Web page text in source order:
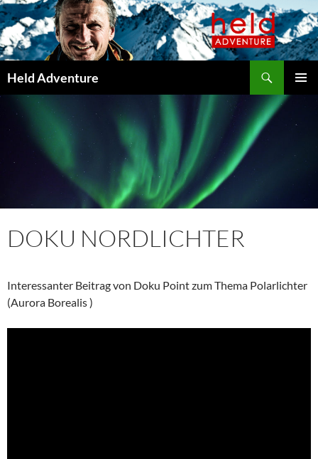
Held Adventure
SPRINGEN
DOKU NORDLICHTER
Interessanter Beitrag von Doku Point zum Thema Polarlichter
(Aurora Borealis )